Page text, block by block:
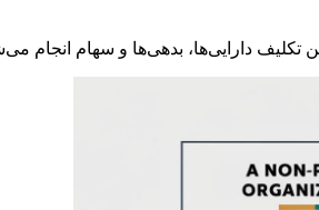
تکلیف دارایی‌ها، بدهی‌ها و سهام انجام